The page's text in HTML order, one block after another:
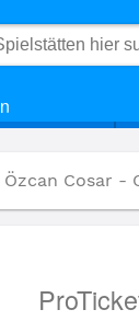
Özcan Cosar -